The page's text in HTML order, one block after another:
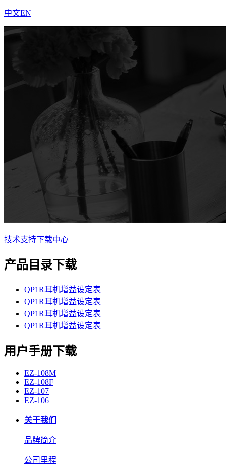
中文EN
技术支持下载中心
产品目录下载
QP1R耳机增益设定表
QP1R耳机增益设定表
QP1R耳机增益设定表
QP1R耳机增益设定表
用户手册下载
EZ-108M
EZ-108F
EZ-107
EZ-106
关于我们
品牌简介
公司里程